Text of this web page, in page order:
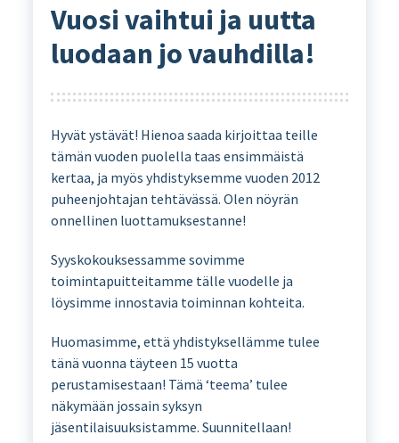
Vuosi vaihtui ja uutta
luodaan jo vauhdilla!
Hyvät ystävät! Hienoa saada kirjoittaa teille
tämän vuoden puolella taas ensimmäistä
kertaa, ja myös yhdistyksemme vuoden 2012
puheenjohtajan tehtävässä. Olen nöyrän
onnellinen luottamuksestanne!
Syyskokouksessamme sovimme
toimintapuitteitamme tälle vuodelle ja
löysimme innostavia toiminnan kohteita.
Huomasimme, että yhdistyksellämme tulee
tänä vuonna täyteen 15 vuotta
perustamisestaan! Tämä ‘teema’ tulee
näkymään jossain syksyn
jäsentilaisuuksistamme. Suunnitellaan!